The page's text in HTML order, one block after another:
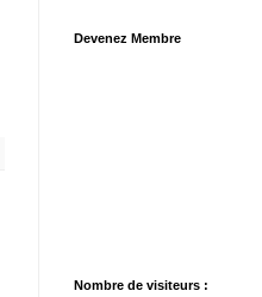
Devenez Membre
Nombre de visiteurs :